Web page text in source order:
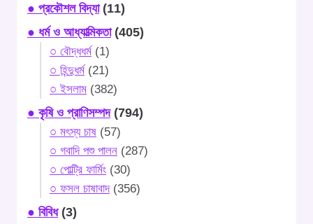
● প্রকৌশল বিদ্যা(11)
● ধর্ম ও আধ্যাত্মিকতা(405)
○ বৌদ্ধধর্ম(1)
○ হিন্দুধর্ম(21)
○ ইসলাম (382)
● কৃষি ও প্রাণিসম্পদ(794)
○ মৎস্য চাষ (57)
○ গবাদি পশু পালন (287)
○ পোল্ট্রি ফার্মিং (30)
○ ফসল চাষাবাদ(356)
● বিবিধ(3)